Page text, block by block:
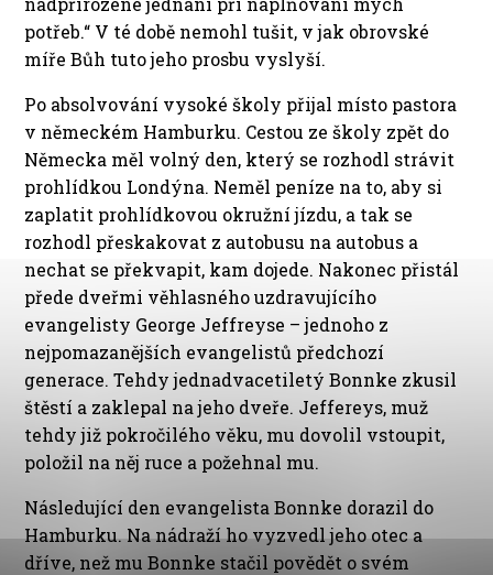
potřeb.“ V té době nemohl tušit, v jak obrovské
míře Bůh tuto jeho prosbu vyslyší.
Po absolvování vysoké školy přijal místo pastora
v německém Hamburku. Cestou ze školy zpět do
Německa měl volný den, který se rozhodl strávit
prohlídkou Londýna. Neměl peníze na to, aby si
zaplatit prohlídkovou okružní jízdu, a tak se
rozhodl přeskakovat z autobusu na autobus a
nechat se překvapit, kam dojede. Nakonec přistál
přede dveřmi věhlasného uzdravujícího
evangelisty George Jeffreyse – jednoho z
nejpomazanějších evangelistů předchozí
generace. Tehdy jednadvacetiletý Bonnke zkusil
štěstí a zaklepal na jeho dveře. Jeffereys, muž
tehdy již pokročilého věku, mu dovolil vstoupit,
položil na něj ruce a požehnal mu.
Následující den evangelista Bonnke dorazil do
Hamburku. Na nádraží ho vyzvedl jeho otec a
dříve, než mu Bonnke stačil povědět o svém